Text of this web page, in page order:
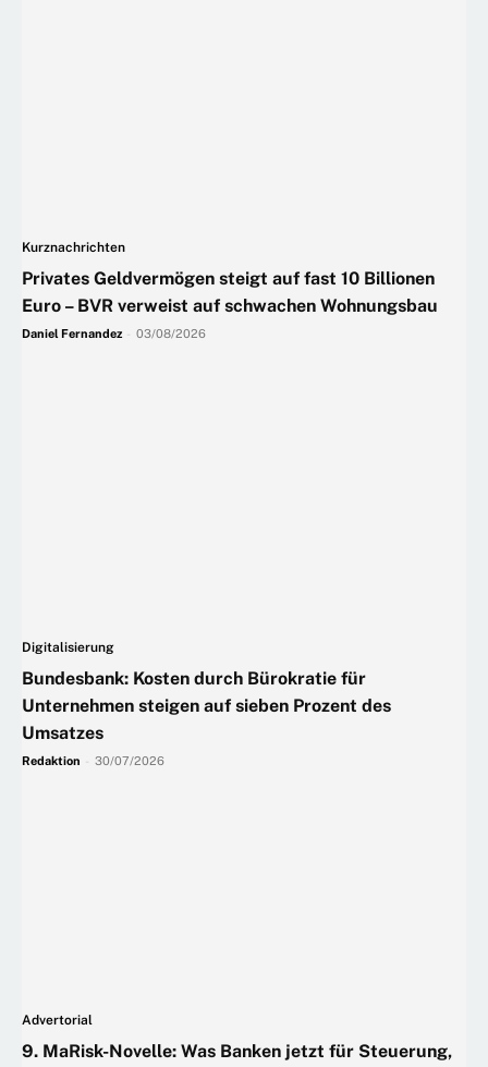
Kurznachrichten
Privates Geldvermögen steigt auf fast 10 Billionen
Euro – BVR verweist auf schwachen Wohnungsbau
Daniel Fernandez 03/08/2026
Digitalisierung
Bundesbank: Kosten durch Bürokratie für
Unternehmen steigen auf sieben Prozent des
Umsatzes
Redaktion 30/07/2026
Advertorial
9. MaRisk-Novelle: Was Banken jetzt für Steuerung,